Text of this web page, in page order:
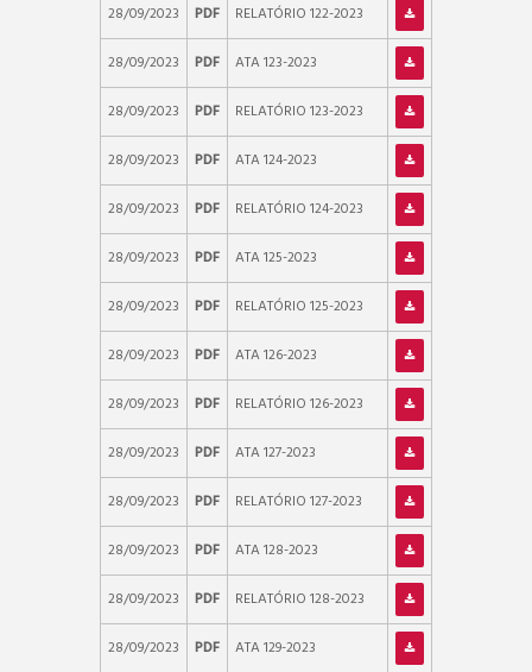
28/09/2023 PDF RELATÓRIO 122-2023
28/09/2023 PDF ATA 123-2023
28/09/2023 PDF RELATÓRIO 123-2023
28/09/2023 PDF ATA 124-2023
28/09/2023 PDF RELATÓRIO 124-2023
28/09/2023 PDF ATA 125-2023
28/09/2023 PDF RELATÓRIO 125-2023
28/09/2023 PDF ATA 126-2023
28/09/2023 PDF RELATÓRIO 126-2023
28/09/2023 PDF ATA 127-2023
28/09/2023 PDF RELATÓRIO 127-2023
28/09/2023 PDF ATA 128-2023
28/09/2023 PDF RELATÓRIO 128-2023
28/09/2023 PDF ATA 129-2023